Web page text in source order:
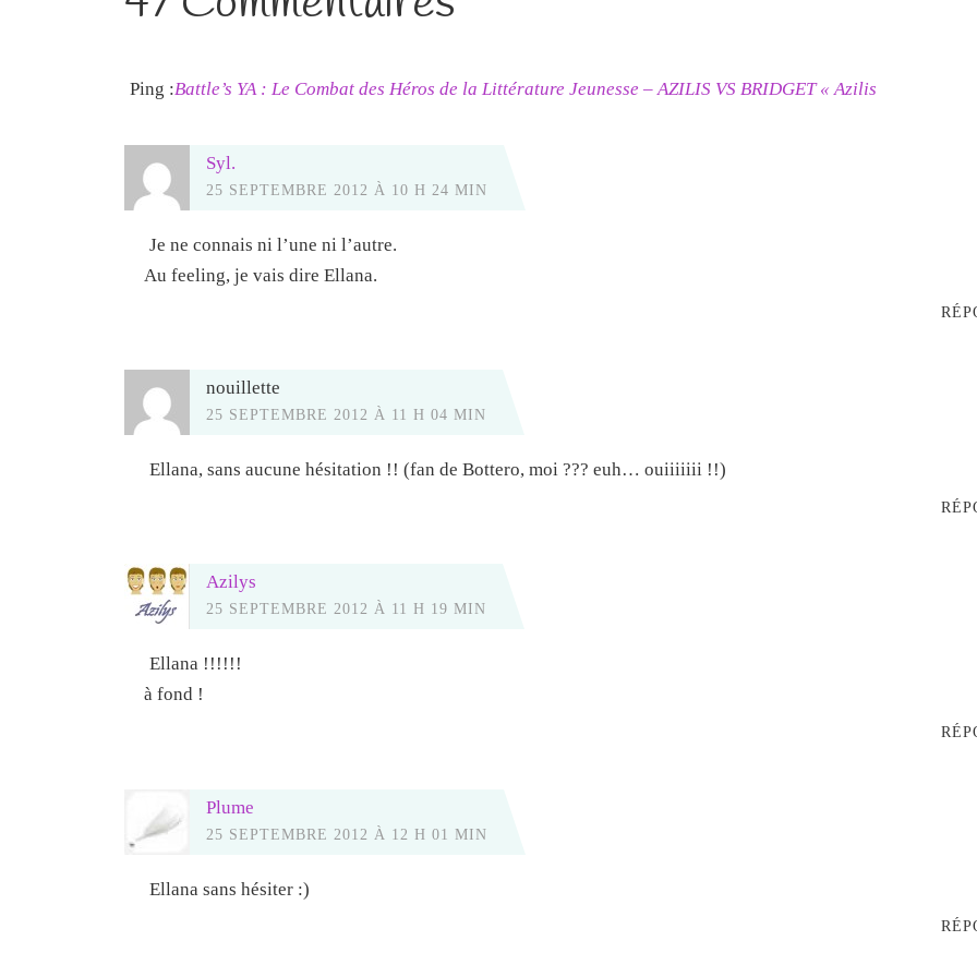
Ping :Battle’s YA : Le Combat des Héros de la Littérature Jeunesse – AZILIS VS BRIDGET « Azilis
Syl.
25 SEPTEMBRE 2012 À 10 H 24 MIN
Je ne connais ni l’une ni l’autre.
Au feeling, je vais dire Ellana.
nouillette
25 SEPTEMBRE 2012 À 11 H 04 MIN
Ellana, sans aucune hésitation !! (fan de Bottero, moi ??? euh… ouiiiiiii !!)
Azilys
25 SEPTEMBRE 2012 À 11 H 19 MIN
Ellana !!!!!!
à fond !
Plume
25 SEPTEMBRE 2012 À 12 H 01 MIN
Ellana sans hésiter :)